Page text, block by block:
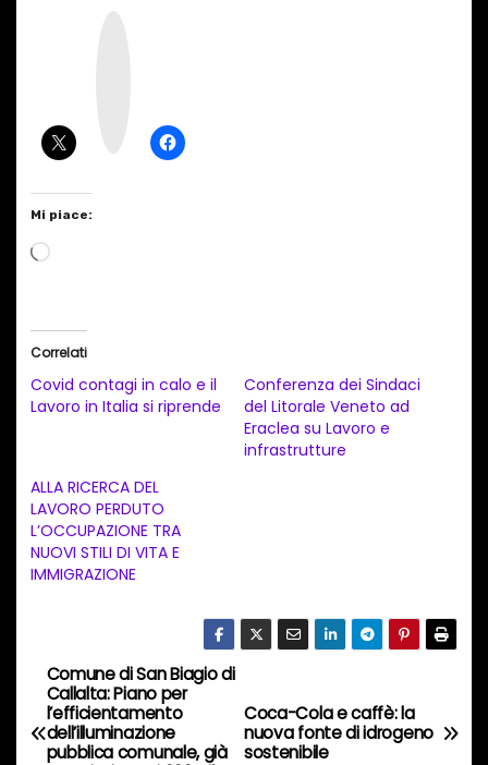
Mi piace:
C
a
n
t
o
i
o
r
s
Correlati
Covid contagi in calo e il
Lavoro in Italia si riprende
Conferenza dei Sindaci
del Litorale Veneto ad
Eraclea su Lavoro e
infrastrutture
ALLA RICERCA DEL
LAVORO PERDUTO
L’OCCUPAZIONE TRA
NUOVI STILI DI VITA E
IMMIGRAZIONE
N
a
Coca-Cola e caffè: la
nuova fonte di idrogeno
sostenibile
Comune di San Biagio di
Callalta: Piano per
l’efficientamento
dell’illuminazione
pubblica comunale, già